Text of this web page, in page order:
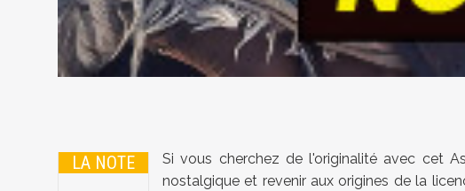
LA NOTE
Si vous cherchez de l'originalité avec cet
nostalgique et revenir aux origines de la